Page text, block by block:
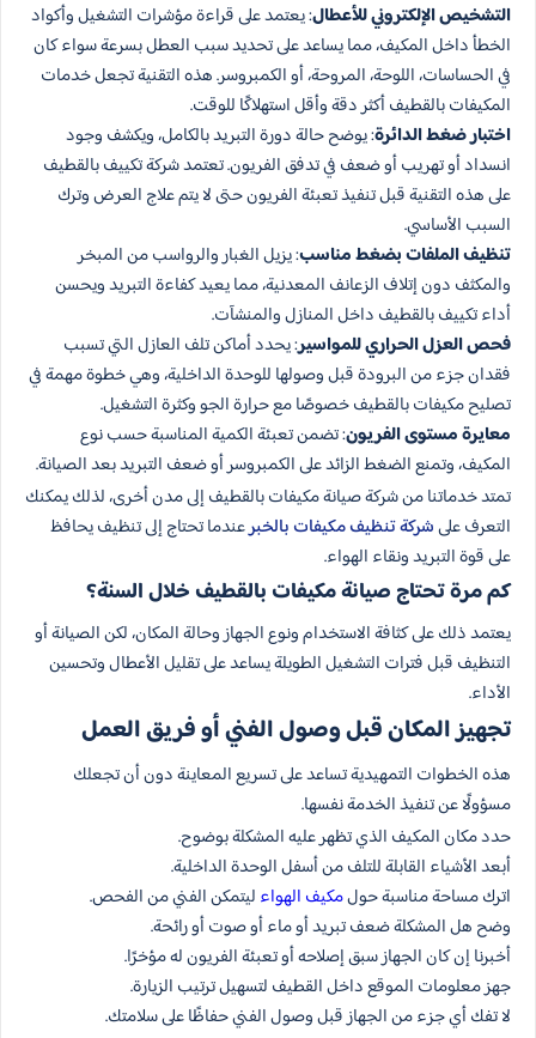
التشخيص الإلكتروني للأعطال: يعتمد على قراءة مؤشرات التشغيل وأكواد
الخطأ داخل المكيف، مما يساعد على تحديد سبب العطل بسرعة سواء كان
في الحساسات، اللوحة، المروحة، أو الكمبروسر. هذه التقنية تجعل خدمات
المكيفات بالقطيف أكثر دقة وأقل استهلاكًا للوقت.
اختبار ضغط الدائرة: يوضح حالة دورة التبريد بالكامل، ويكشف وجود
انسداد أو تهريب أو ضعف في تدفق الفريون. تعتمد شركة تكييف بالقطيف
على هذه التقنية قبل تنفيذ تعبئة الفريون حتى لا يتم علاج العرض وترك
السبب الأساسي.
تنظيف الملفات بضغط مناسب: يزيل الغبار والرواسب من المبخر
والمكثف دون إتلاف الزعانف المعدنية، مما يعيد كفاءة التبريد ويحسن
أداء تكييف بالقطيف داخل المنازل والمنشآت.
فحص العزل الحراري للمواسير: يحدد أماكن تلف العازل التي تسبب
فقدان جزء من البرودة قبل وصولها للوحدة الداخلية، وهي خطوة مهمة في
تصليح مكيفات بالقطيف خصوصًا مع حرارة الجو وكثرة التشغيل.
معايرة مستوى الفريون: تضمن تعبئة الكمية المناسبة حسب نوع
المكيف، وتمنع الضغط الزائد على الكمبروسر أو ضعف التبريد بعد الصيانة.
تمتد خدماتنا من شركة صيانة مكيفات بالقطيف إلى مدن أخرى، لذلك يمكنك
التعرف علىشركة تنظيف مكيفات بالخبرعندما تحتاج إلى تنظيف يحافظ
على قوة التبريد ونقاء الهواء.
كم مرة تحتاج صيانة مكيفات بالقطيف خلال السنة؟
يعتمد ذلك على كثافة الاستخدام ونوع الجهاز وحالة المكان، لكن الصيانة أو
التنظيف قبل فترات التشغيل الطويلة يساعد على تقليل الأعطال وتحسين
الأداء.
تجهيز المكان قبل وصول الفني أو فريق العمل
هذه الخطوات التمهيدية تساعد على تسريع المعاينة دون أن تجعلك
مسؤولًا عن تنفيذ الخدمة نفسها.
حدد مكان المكيف الذي تظهر عليه المشكلة بوضوح.
أبعد الأشياء القابلة للتلف من أسفل الوحدة الداخلية.
اترك مساحة مناسبة حولمكيف الهواء ليتمكن الفني من الفحص.
وضح هل المشكلة ضعف تبريد أو ماء أو صوت أو رائحة.
أخبرنا إن كان الجهاز سبق إصلاحه أو تعبئة الفريون له مؤخرًا.
جهز معلومات الموقع داخل القطيف لتسهيل ترتيب الزيارة.
لا تفك أي جزء من الجهاز قبل وصول الفني حفاظًا على سلامتك.